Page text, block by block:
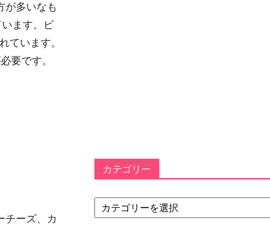
が多いなも
ます。ビ
ています。
要です。
チーズ、カ
カテゴリー
カ
テ